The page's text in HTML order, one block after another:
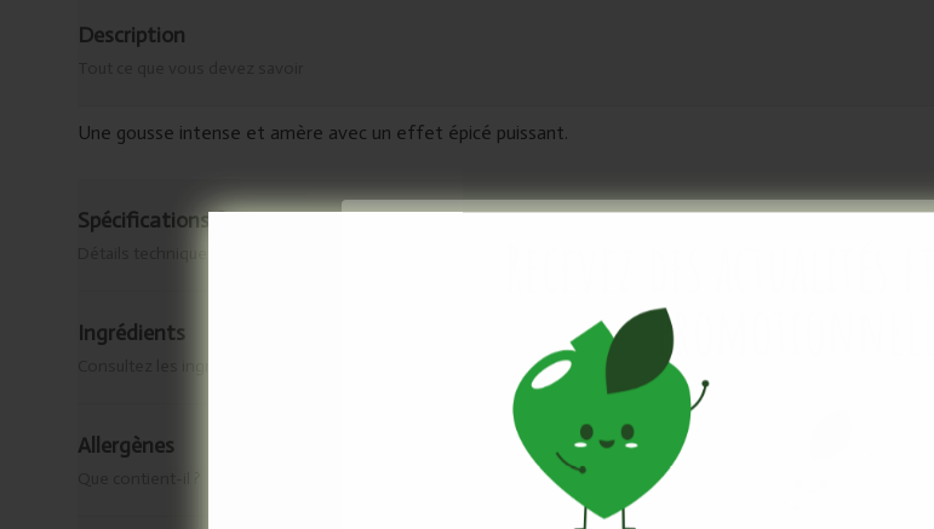
Description
Une gousse intense et amère avec un effet épicé puissant.
Spécifications & origine
Ingrédients
Allergènes
promotionnelles